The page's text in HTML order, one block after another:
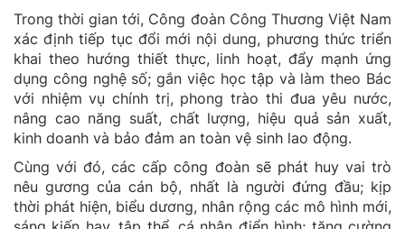
Trong thời gian tới, Công đoàn Công Thương Việt Nam
xác định tiếp tục đổi mới nội dung, phương thức triển
khai theo hướng thiết thực, linh hoạt, đẩy mạnh ứng
dụng công nghệ số; gắn việc học tập và làm theo Bác
với nhiệm vụ chính trị, phong trào thi đua yêu nước,
nâng cao năng suất, chất lượng, hiệu quả sản xuất,
kinh doanh và bảo đảm an toàn vệ sinh lao động.
Cùng với đó, các cấp công đoàn sẽ phát huy vai trò
nêu gương của cán bộ, nhất là người đứng đầu; kịp
thời phát hiện, biểu dương, nhân rộng các mô hình mới,